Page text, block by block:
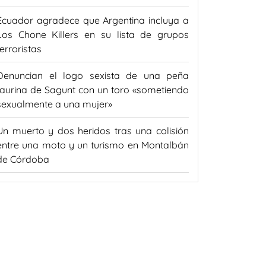
agradece que Argentina incluya a
Chone Killers en su lista de grupos
el logo sexista de una peña
de Sagunt con un toro «sometiendo
a una mujer»
muerto y dos heridos tras una colisión
una moto y un turismo en Montalbán
Córdoba